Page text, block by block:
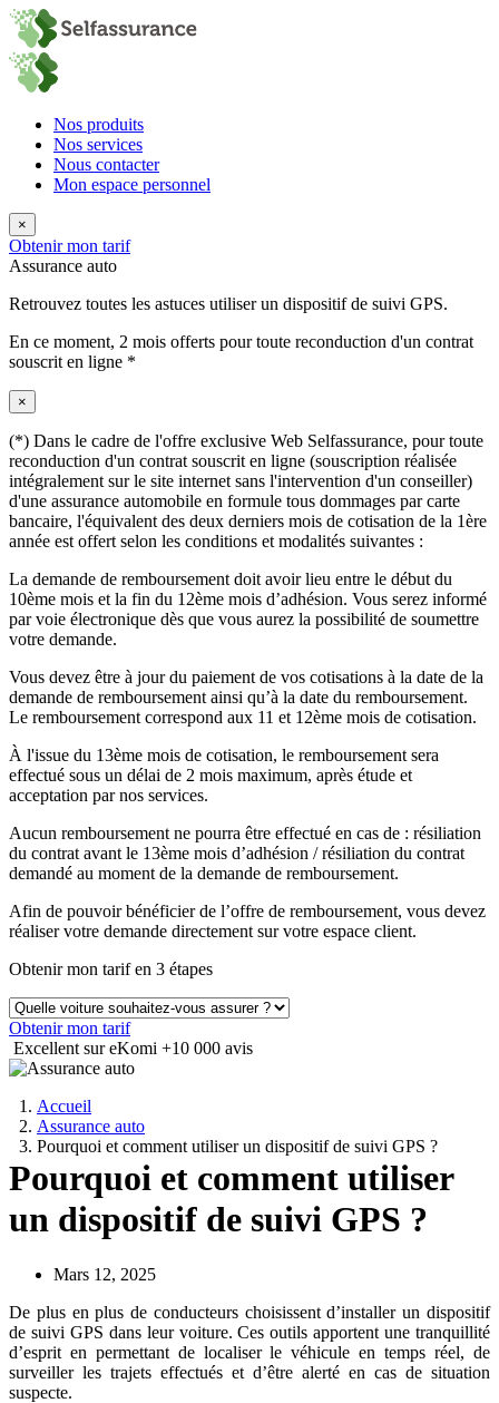
Nos produits
Nos services
Nous contacter
Mon espace personnel
×
Obtenir mon tarif
Assurance auto
Retrouvez toutes les astuces utiliser un dispositif de suivi GPS.
En ce moment, 2 mois offerts pour toute reconduction d'un contrat
souscrit en ligne *
×
(*) Dans le cadre de l'offre exclusive Web Selfassurance, pour toute
reconduction d'un contrat souscrit en ligne (souscription réalisée
intégralement sur le site internet sans l'intervention d'un conseiller)
d'une assurance automobile en formule tous dommages par carte
bancaire, l'équivalent des deux derniers mois de cotisation de la 1ère
année est offert selon les conditions et modalités suivantes :
La demande de remboursement doit avoir lieu entre le début du
10ème mois et la fin du 12ème mois d’adhésion. Vous serez informé
par voie électronique dès que vous aurez la possibilité de soumettre
votre demande.
Vous devez être à jour du paiement de vos cotisations à la date de la
demande de remboursement ainsi qu’à la date du remboursement.
Le remboursement correspond aux 11 et 12ème mois de cotisation.
À l'issue du 13ème mois de cotisation, le remboursement sera
effectué sous un délai de 2 mois maximum, après étude et
acceptation par nos services.
Aucun remboursement ne pourra être effectué en cas de : résiliation
du contrat avant le 13ème mois d’adhésion / résiliation du contrat
demandé au moment de la demande de remboursement.
Afin de pouvoir bénéficier de l’offre de remboursement, vous devez
réaliser votre demande directement sur votre espace client.
Obtenir mon tarif en 3 étapes
Obtenir mon tarif
Excellent sur eKomi +10 000 avis
Accueil
Assurance auto
Pourquoi et comment utiliser un dispositif de suivi GPS ?
Pourquoi et comment utiliser
un dispositif de suivi GPS ?
Mars 12, 2025
De plus en plus de conducteurs choisissent d’installer un dispositif
de suivi GPS dans leur voiture. Ces outils apportent une tranquillité
d’esprit en permettant de localiser le véhicule en temps réel, de
surveiller les trajets effectués et d’être alerté en cas de situation
suspecte.